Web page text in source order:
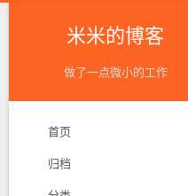
米米的博客
做了一点微小的工作
首页
归档